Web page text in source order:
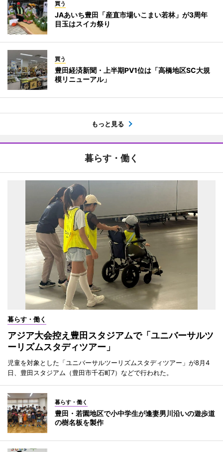
買う
JAあいち豊田「産直市場いこまい若林」が3周年
目玉はスイカ祭り
買う
豊田経済新聞・上半期PV1位は「高橋地区SC大規
模リニューアル」
もっと見る
暮らす・働く
暮らす・働く
アジア大会控え豊田スタジアムで「ユニバーサルツ
ーリズムスタディツアー」
児童を対象とした「ユニバーサルツーリズムスタディツアー」が8月4
日、豊田スタジアム（豊田市千石町7）などで行われた。
暮らす・働く
豊田・若園地区で小中学生が逢妻男川沿いの遊歩道
の樹名板を製作